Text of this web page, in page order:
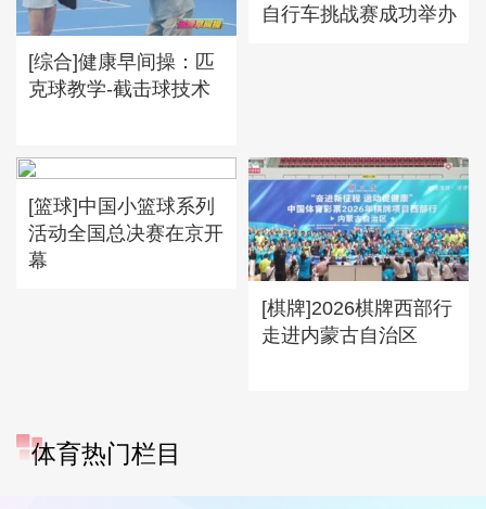
[综合]健康早间操：匹
克球教学-截击球技术
自行车挑战赛成功举办
[篮球]中国小篮球系列
活动全国总决赛在京开
幕
[棋牌]2026棋牌西部行
走进内蒙古自治区
体育热门栏目